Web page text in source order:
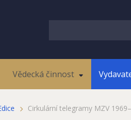
Vědecká činnost
Cirkulární telegramy MZV